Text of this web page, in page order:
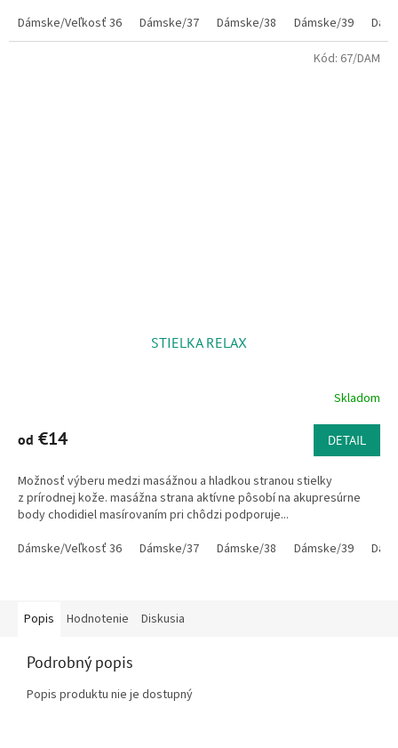
Dámske/Veľkosť 36
Dámske/37 Dámske/38 Dámske/39
STIELKA RELAX
Skladom
od €14 DETAIL
Možnosť výberu medzi masážnou a hladkou stranou stielky
z prírodnej kože. masážna strana aktívne pôsobí na akupresúrne
body chodidiel masírovaním pri chôdzi podporuje...
Dámske/Veľkosť 36
Dámske/37 Dámske/38 Dámske/39
Kód: 67/DAM
Popis Hodnotenie Diskusia
Podrobný popis
Popis produktu nie je dostupný